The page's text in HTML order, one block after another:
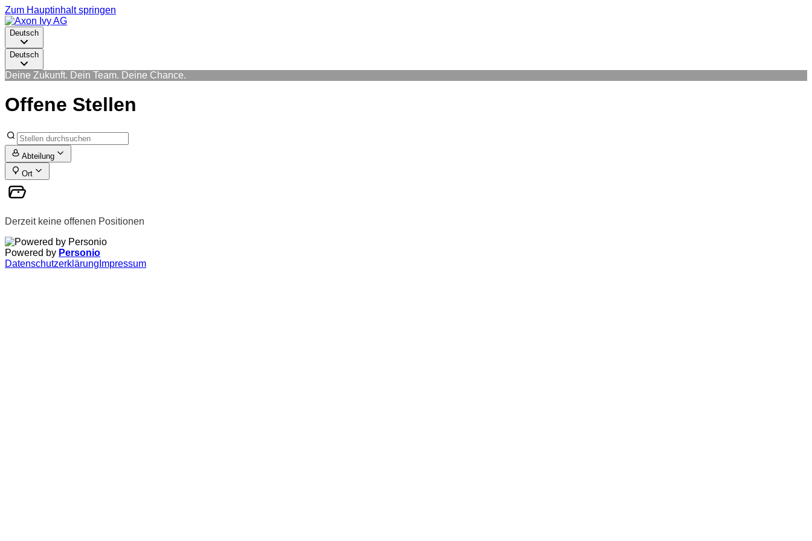
Zum Hauptinhalt springen
Deutsch
Deutsch
Deine Zukunft. Dein Team. Deine Chance.
Offene Stellen
Abteilung
Ort
Derzeit keine offenen Positionen
Powered by Personio
Datenschutzerklärung Impressum